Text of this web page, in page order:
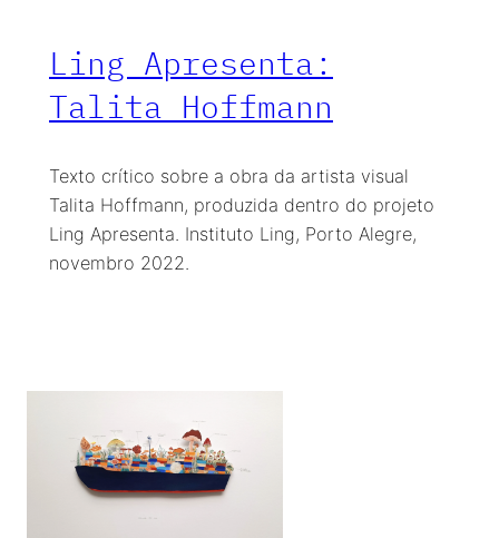
Ling Apresenta:
Talita Hoffmann
Texto crítico sobre a obra da artista visual
Talita Hoffmann, produzida dentro do projeto
Ling Apresenta. Instituto Ling, Porto Alegre,
novembro 2022.